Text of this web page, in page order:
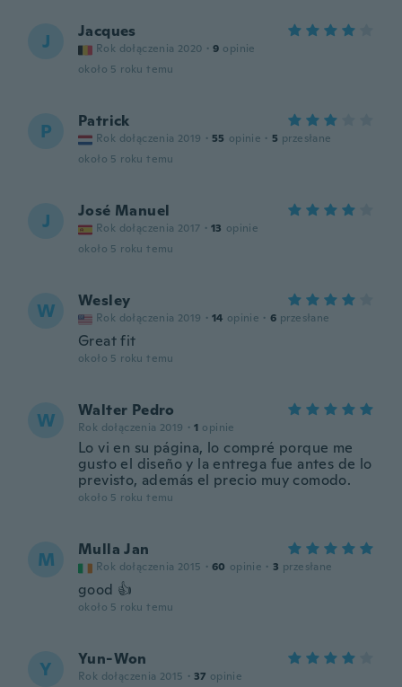
J Jacques
Rok dołączenia 2020 · 9 opinie
około 5 roku temu
P Patrick
Rok dołączenia 2019 · 55 opinie · 5 przesłane
około 5 roku temu
J José Manuel
Rok dołączenia 2017 · 13 opinie
około 5 roku temu
W Wesley
Rok dołączenia 2019 · 14 opinie · 6 przesłane
Great fit
około 5 roku temu
W Walter Pedro
Rok dołączenia 2019 · 1 opinie
Lo vi en su página, lo compré porque me
gusto el diseño y la entrega fue antes de lo
previsto, además el precio muy comodo.
około 5 roku temu
M Mulla Jan
Rok dołączenia 2015 · 60 opinie · 3 przesłane
good 👍
około 5 roku temu
Y Yun-Won
Rok dołączenia 2015 · 37 opinie